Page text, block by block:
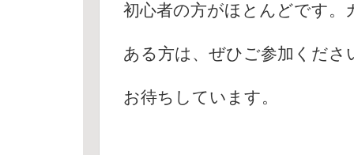
初心者の方がほとんどです
ある方は、ぜひご参加くだ
お待ちしています。